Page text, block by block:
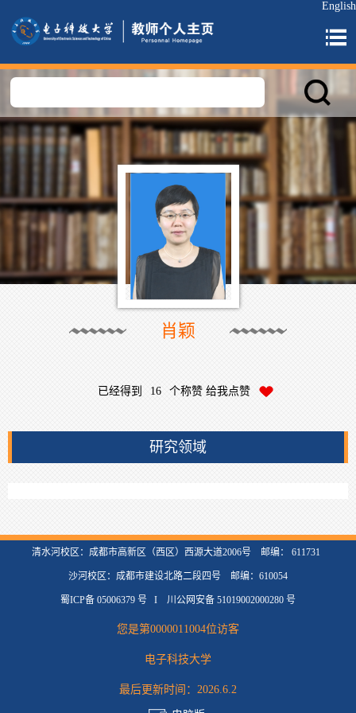
English
肖颖
已经得到 16 个称赞 给我点赞
研究领域
清水河校区：成都市高新区（西区）西源大道2006号 邮编： 611731
沙河校区：成都市建设北路二段四号 邮编：610054
蜀ICP备 05006379 号 I 川公网安备 51019002000280 号
您是第0000011004位访客
电子科技大学
最后更新时间： 2026.6.2